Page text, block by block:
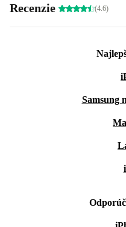
Recenzie (4.6)
Samsung